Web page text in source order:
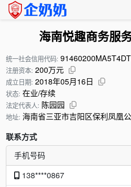
海南悦趣商务服
统一社会信用代码:
注册资本: 200万元
成立日期: 2018年05月16日
状态: 在业/存续
法定代表人: 陈园园
地址: 海南省三亚市吉阳区保利凤凰
联系方式
手机号码
138****0867